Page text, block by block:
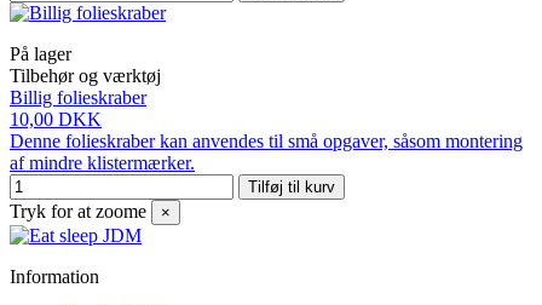
På lager
Tilbehør og værktøj
Billig folieskraber
10,00 DKK
Denne folieskraber kan anvendes til små opgaver, såsom montering
af mindre klistermærker.
Tilføj til kurv
Tryk for at zoome ×
Information